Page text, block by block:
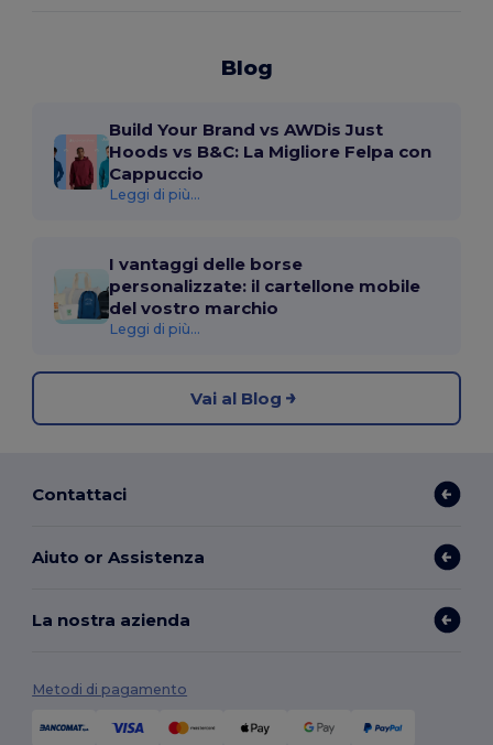
Blog
Build Your Brand vs AWDis Just
Hoods vs B&C: La Migliore Felpa con
Cappuccio
Leggi di più...
I vantaggi delle borse
personalizzate: il cartellone mobile
del vostro marchio
Leggi di più...
Vai al Blog
Contattaci
Aiuto or Assistenza
La nostra azienda
Metodi di pagamento